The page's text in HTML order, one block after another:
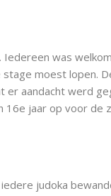
was
moest lopen.
aandacht werd
16e jaar op voor de
iedere judoka